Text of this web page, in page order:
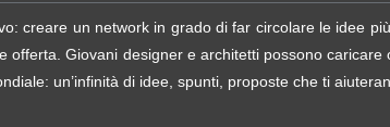
creare un network in grado di far circolare le idee
offerta. Giovani designer e architetti possono
un’infinità di idee, spunti, proposte che ti